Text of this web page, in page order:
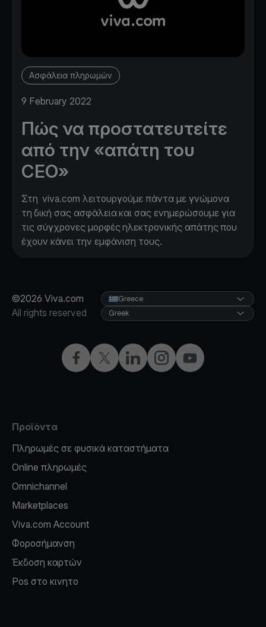
Ασφάλεια πληρωμών
9 February 2022
Πώς να προστατευτείτε
από την «απάτη του
CEO»
Στη viva.com λειτουργούμε πάντα με γνώμονα
τη δική σας ασφάλεια και σας ενημερώσουμε για
τις σύγχρονες μορφές ηλεκτρονικής απάτης που
έχουν κάνει την εμφάνιση τους.
©2026 Viva.com
All rights reserved
Facebook
X LinkedInInstagramYouTube
Greece
Greek
Προϊόντα
Πληρωμές σε φυσικά καταστήματα
Online πληρωμές
Omnichannel
Marketplaces
Viva.com Account
Φοροσήμανση
Έκδοση καρτών
Pos στο κινητο